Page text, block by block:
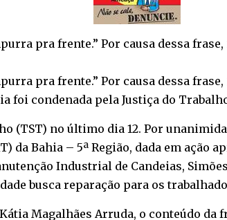
pra frente.” Por causa dessa
pra frente.” Por causa dessa
condenada pela Justiça do
(TST) no último dia 12. Por
da Bahia – 5ª Região, dada em ação
Industrial de Candeias,
busca reparação para os
Magalhães Arruda, o conteúdo